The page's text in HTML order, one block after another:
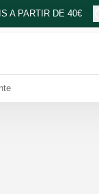
A PARTIR DE 40€